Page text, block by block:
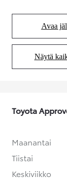
Avaa
Näytä
Toyota
Maanantai
Tiistai
Keskiviikko